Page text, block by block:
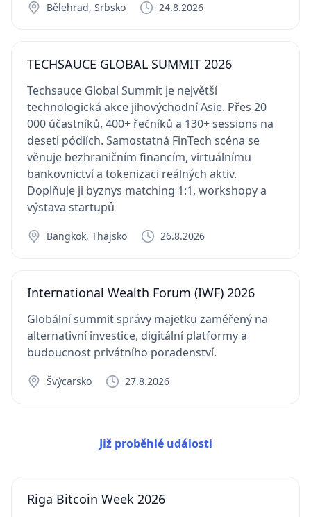
Bělehrad, Srbsko 24.8.2026
TECHSAUCE GLOBAL SUMMIT 2026
Techsauce Global Summit je největší
technologická akce jihovýchodní Asie. Přes 20
000 účastníků, 400+ řečníků a 130+ sessions na
deseti pódiích. Samostatná FinTech scéna se
věnuje bezhraničním financím, virtuálnímu
bankovnictví a tokenizaci reálných aktiv.
Doplňuje ji byznys matching 1:1, workshopy a
výstava startupů
Bangkok, Thajsko 26.8.2026
International Wealth Forum (IWF) 2026
Globální summit správy majetku zaměřený na
alternativní investice, digitální platformy a
budoucnost privátního poradenství.
Švýcarsko 27.8.2026
Již proběhlé události
Riga Bitcoin Week 2026